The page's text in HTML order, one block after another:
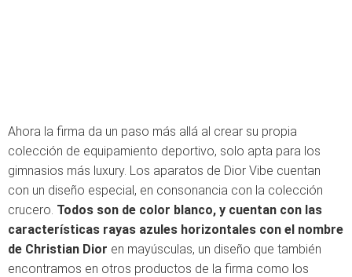
Ahora la firma da un paso más allá al crear su propia
colección de equipamiento deportivo, solo apta para los
gimnasios más luxury. Los aparatos de Dior Vibe cuentan
con un diseño especial, en consonancia con la colección
crucero. Todos son de color blanco, y cuentan con las
características rayas azules horizontales con el nombre
de Christian Dior en mayúsculas, un diseño que también
encontramos en otros productos de la firma como los